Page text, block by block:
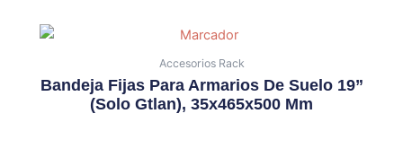
Accesorios Rack
Bandeja Fijas Para Armarios De Suelo 19”
(solo Gtlan), 35x465x500 Mm